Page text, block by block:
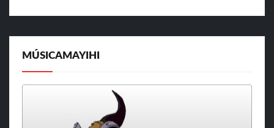
MÚSICAMAYIHI
Reproductor